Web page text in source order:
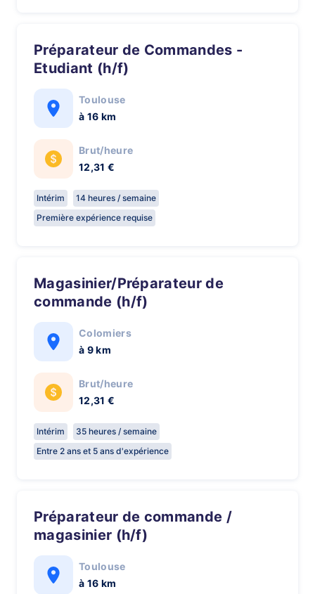
Préparateur de Commandes -
Etudiant (h/f)
Toulouse
à 16 km
Brut/heure
12,31 €
Intérim
14 heures / semaine
Première expérience requise
Magasinier/Préparateur de
commande (h/f)
Colomiers
à 9 km
Brut/heure
12,31 €
Intérim
35 heures / semaine
Entre 2 ans et 5 ans d'expérience
Préparateur de commande /
magasinier (h/f)
Toulouse
à 16 km